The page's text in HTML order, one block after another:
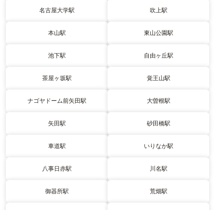
名古屋大学駅 吹上駅
本山駅 東山公園駅
池下駅 自由ヶ丘駅
茶屋ヶ坂駅 覚王山駅
ナゴヤドーム前矢田駅 大曽根駅
矢田駅 砂田橋駅
車道駅 いりなか駅
八事日赤駅 川名駅
御器所駅 荒畑駅